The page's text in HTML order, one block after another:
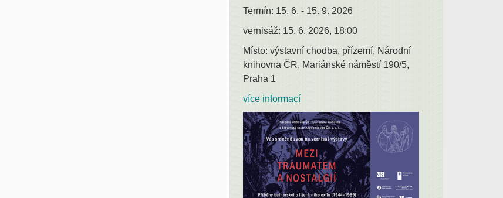
Termín: 15. 6. - 15. 9. 2026
vernisáž: 15. 6. 2026, 18:00
Místo: výstavní chodba, přízemí, Národní
knihovna ČR, Mariánské náměstí 190/5,
Praha 1
více informací